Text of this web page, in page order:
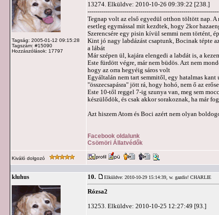
Tagság: 2005-01-12 09:15:28
Tagszám: #15090
Hozzászólások: 17797
13274. Elküldve: 2010-10-26 09:39:22 [238.]
Tegnap volt az első egyedül otthon töltött nap.
esetleg egymással mit kezdtek, hogy 2kor
Szerencsére egy pisin kívül semmi nem történt,
Kint jó nagy labdázást csaptunk, Bocinak tépte
a lábát
Már szépen ül, kajára elengedi a labdát is, a
Este fürdött végre, már nem büdös. Azt nem
hogy az orra hegyéig sáros volt
Egyáltalán nem tart semmitől, egy hatalmas kant
"összecsapásra" jött rá, hogy hohó, nem ő az
Este 10-től reggel 7-ig szunya van, meg sem
készülődök, és csak akkor sorakoznak, ha már
Azt hiszem Atom és Boci azért nem olyan
Facebook oldalunk
Csömöri Állatvédők
Kiváló dolgozó
kluhus 10. Elküldve: 2010-10-29 15:14:39, w. gazdis! CHARLIE
Rózsa2
13253. Elküldve: 2010-10-25 12:27:49 [93.]